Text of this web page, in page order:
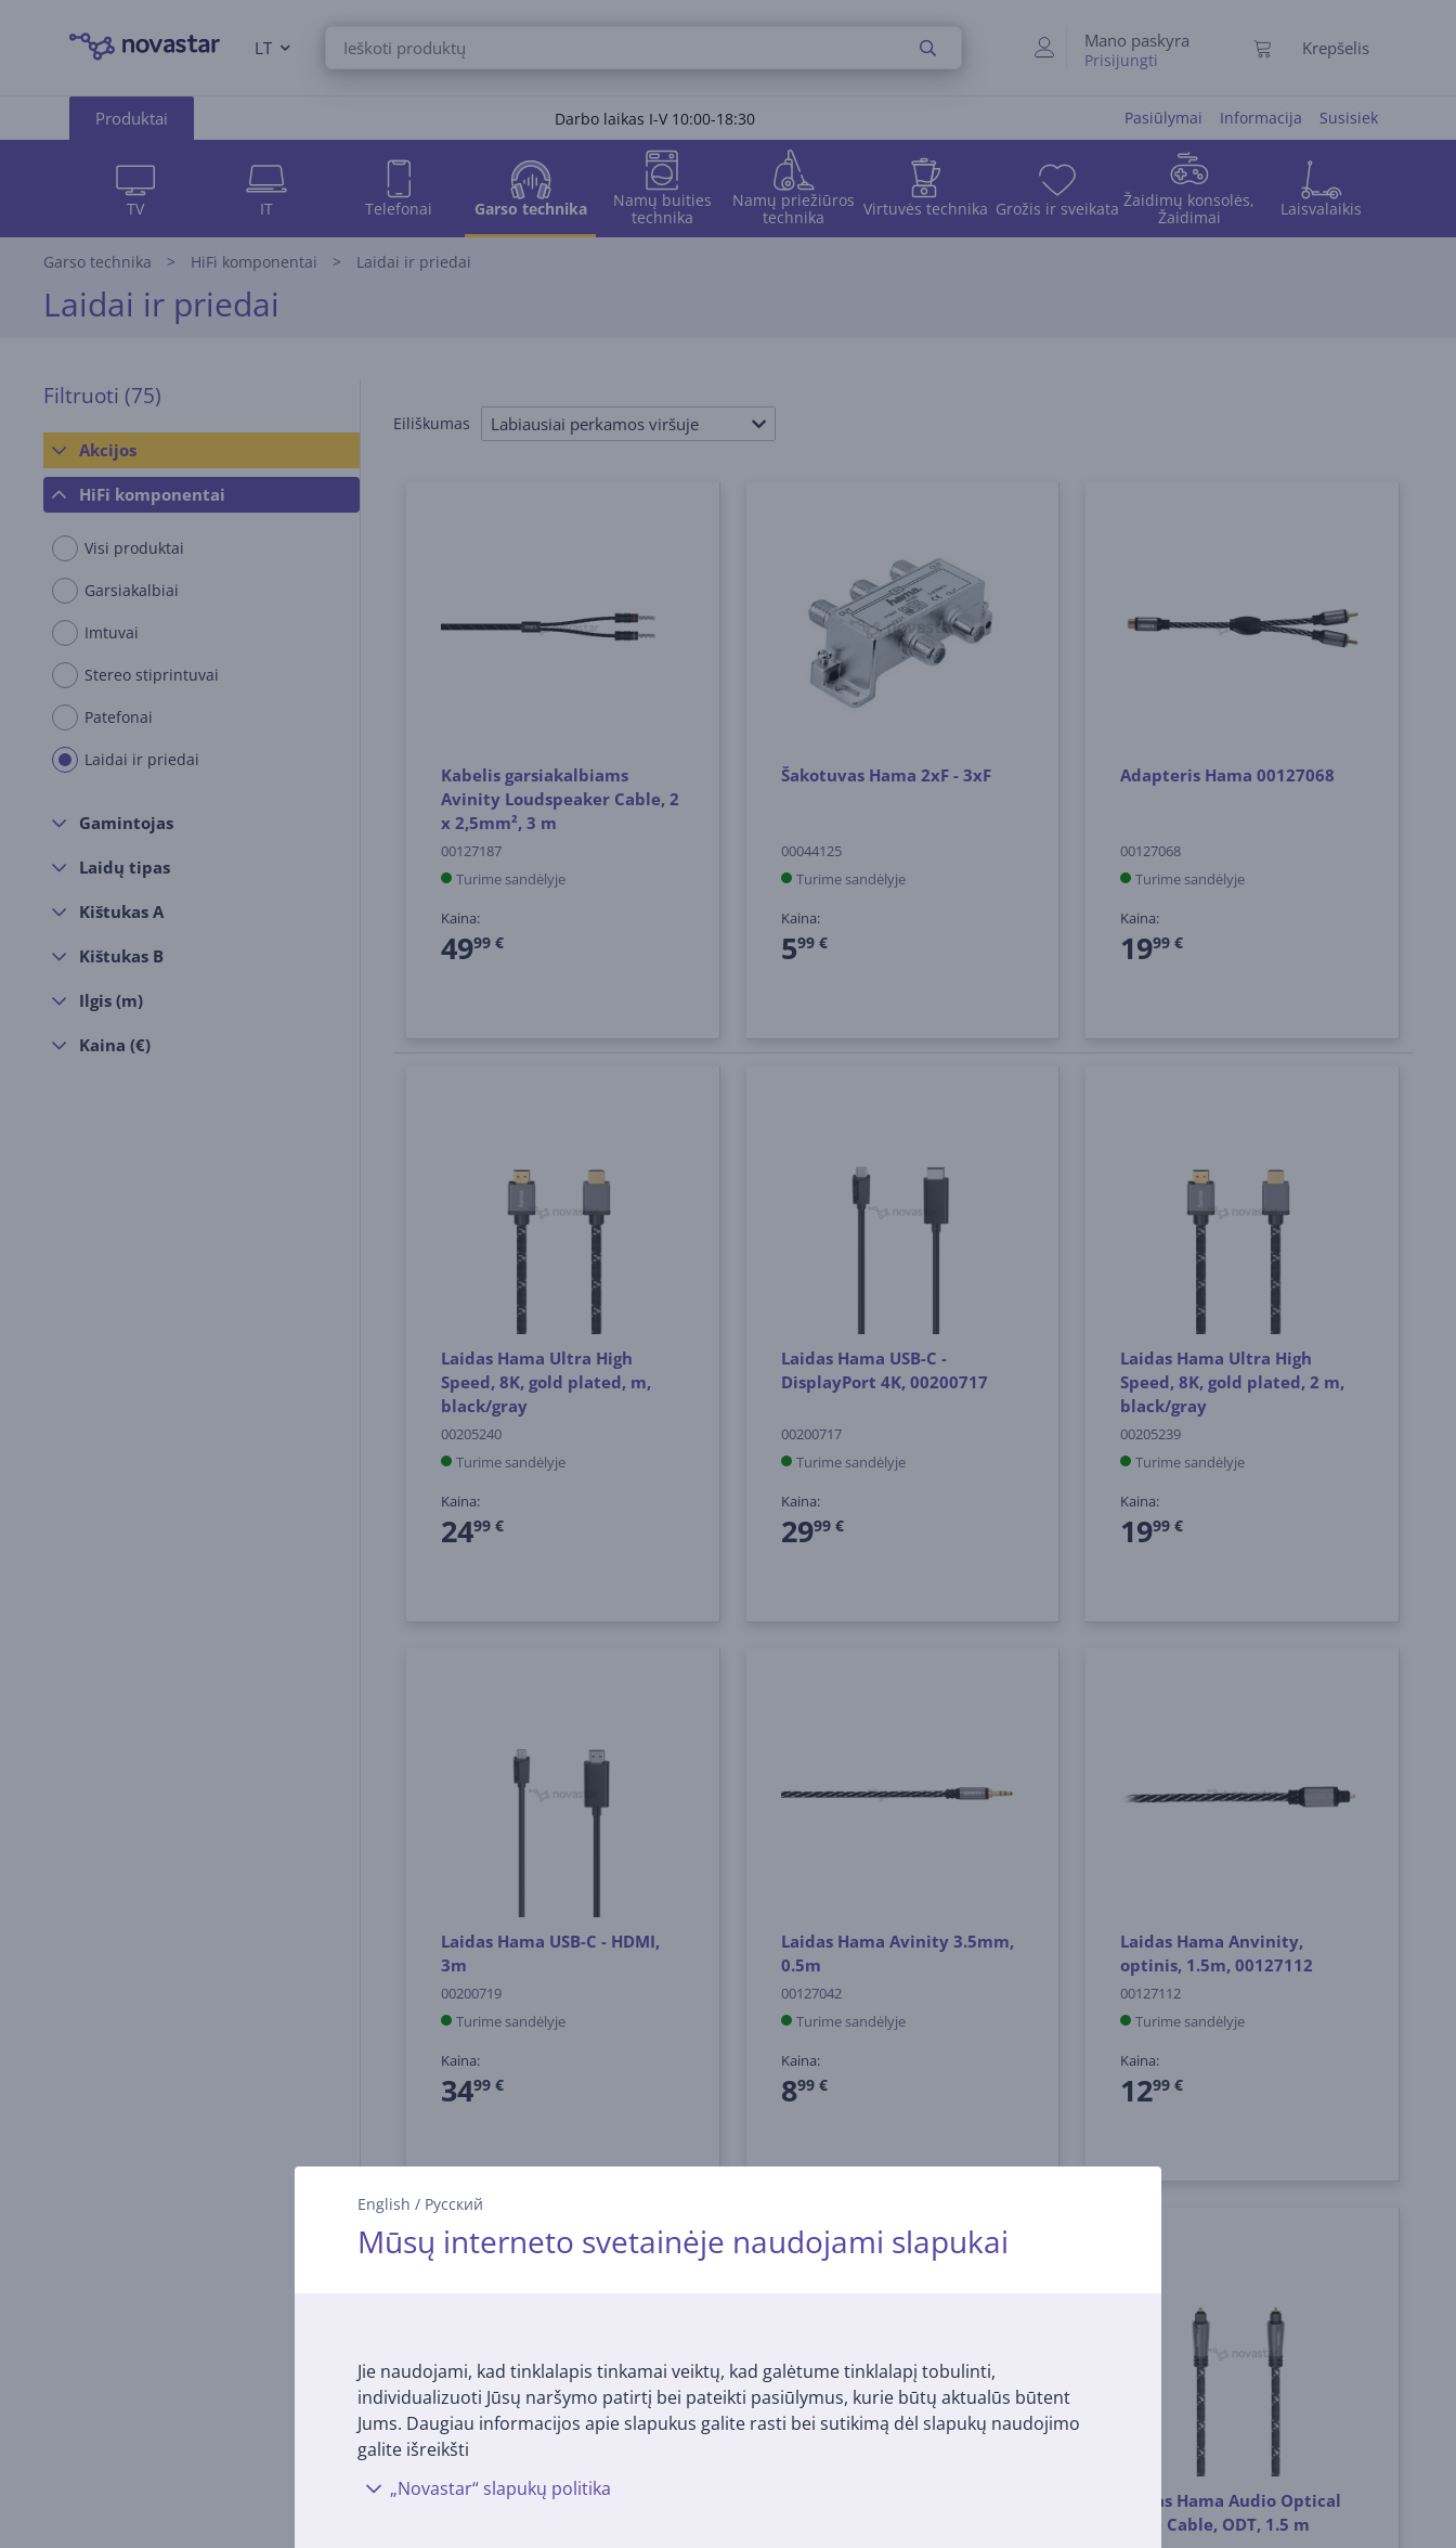
English / Русский
Mūsų interneto svetainėje naudojami slapukai
Jie naudojami, kad tinklalapis tinkamai veiktų, kad galėtume tinklalapį tobulinti,
individualizuoti Jūsų naršymo patirtį bei pateikti pasiūlymus, kurie būtų aktualūs būtent
Jums. Daugiau informacijos apie slapukus galite rasti bei sutikimą dėl slapukų naudojimo
galite išreikšti
„Novastar“ slapukų politika
LT Mano paskyra
Prisijungti
Krepšelis
Produktai Darbo laikas I-V 10:00-18:30 Pasiūlymai Informacija Susisiek
TV IT Telefonai Garso technika
Namų buities
technika
Namų priežiūros
technika
Virtuvės technika Grožis ir sveikata Žaidimų konsolės,
Žaidimai
Laisvalaikis
Garso technika HiFi komponentai Laidai ir priedai
Laidai ir priedai
Filtruoti (75)
Akcijos
HiFi komponentai
Visi produktai
Garsiakalbiai
Imtuvai
Stereo stiprintuvai
Patefonai
Laidai ir priedai
Gamintojas
Laidų tipas
Kištukas A
Kištukas B
Ilgis (m)
Kaina (€)
Eiliškumas Labiausiai perkamos viršuje
Kabelis garsiakalbiams
Avinity Loudspeaker Cable, 2
x 2,5mm², 3 m
00127187
Turime sandėlyje
Kaina:
4999 €
Šakotuvas Hama 2xF - 3xF
00044125
Turime sandėlyje
Kaina:
599 €
Adapteris Hama 00127068
00127068
Turime sandėlyje
Kaina:
1999 €
Laidas Hama Ultra High
Speed, 8K, gold plated, m,
black/gray
00205240
Turime sandėlyje
Kaina:
2499 €
Laidas Hama USB-C -
DisplayPort 4K, 00200717
00200717
Turime sandėlyje
Kaina:
2999 €
Laidas Hama Ultra High
Speed, 8K, gold plated, 2 m,
black/gray
00205239
Turime sandėlyje
Kaina:
1999 €
Laidas Hama USB-C - HDMI,
3m
00200719
Turime sandėlyje
Kaina:
3499 €
Laidas Hama Avinity 3.5mm,
0.5m
00127042
Turime sandėlyje
Kaina:
899 €
Laidas Hama Anvinity,
optinis, 1.5m, 00127112
00127112
Turime sandėlyje
Kaina:
1299 €
Laidas Hama Ultra High
Laidas Hama Audio Optical
Fibre Cable, ODT, 1.5 m